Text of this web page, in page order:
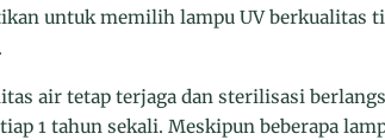
untuk memilih lampu UV berkualitas
air tetap terjaga dan sterilisasi
1 tahun sekali. Meskipun beberapa